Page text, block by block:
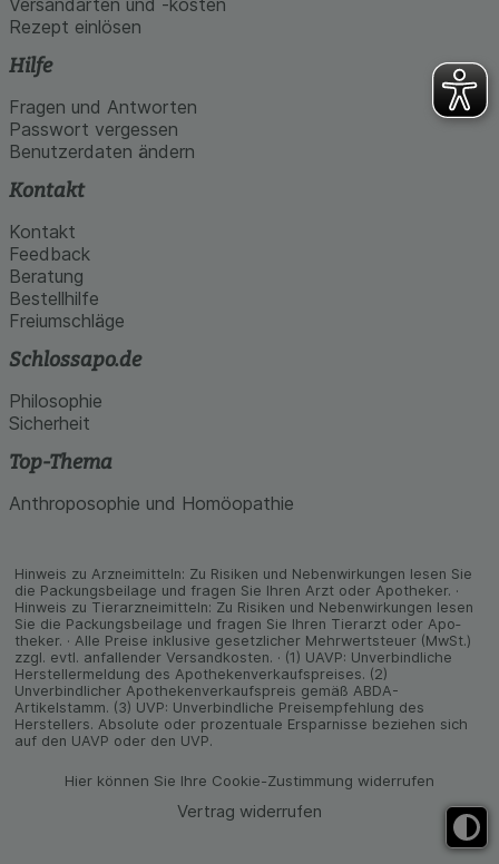
Rezept einlösen
Hilfe
Fragen und Antworten
Passwort vergessen
Benutzerdaten ändern
Kontakt
Kontakt
Feedback
Beratung
Bestellhilfe
Freiumschläge
Schlossapo.de
Philosophie
Sicherheit
Top-Thema
Anthroposophie und Homöopathie
Hinweis zu Arzneimitteln: Zu Risiken und Neben­wirkungen lesen Sie
die Packungs­beilage und fragen Sie Ihren Arzt oder Apo­theker. ·
Hinweis zu Tier­arz­nei­mitteln: Zu Risiken und Neben­wirkungen lesen
Sie die Packungs­beilage und fragen Sie Ihren Tier­arzt oder Apo­
theker. · Alle Preise inklusive gesetz­licher Mehrwertsteuer (MwSt.)
zzgl. evtl. anfallender Versand­kosten. · (1) UAVP: Unverbindliche
Herstellermeldung des Apothekenverkaufspreises. (2)
Unverbindlicher Apothekenverkaufspreis gemäß ABDA-
Artikelstamm. (3) UVP: Unverbindliche Preisempfehlung des
Herstellers. Absolute oder prozentuale Ersparnisse beziehen sich
auf den UAVP oder den UVP.
Hier können Sie Ihre Cookie-Zustimmung widerrufen
Vertrag widerrufen